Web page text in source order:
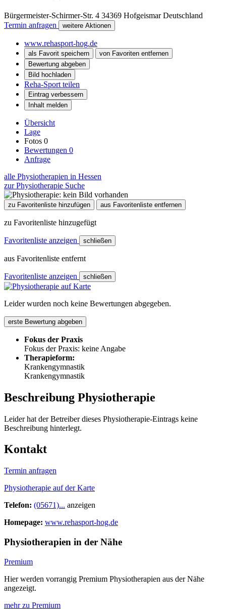
Bürgermeister-Schirmer-Str. 4 34369 Hofgeismar Deutschland
Termin anfragen
weitere Aktionen
www.rehasport-hog.de
als Favorit speichern
von Favoriten entfernen
Bewertung abgeben
Bild hochladen
Reha-Sport teilen
Eintrag verbessern
Inhalt melden
Übersicht
Lage
Fotos 0
Bewertungen 0
Anfrage
alle Physiotherapien in Hessen
zur Physiotherapie Suche
zu Favoritenliste hinzufügen aus Favoritenliste entfernen
zu Favoritenliste hinzugefügt
Favoritenliste anzeigen schließen
aus Favoritenliste entfernt
Favoritenliste anzeigen schließen
Leider wurden noch keine Bewertungen abgegeben.
erste Bewertung abgeben
Fokus der Praxis
Fokus der Praxis: keine Angabe
Therapieform:
Krankengymnastik
Krankengymnastik
Beschreibung Physiotherapie
Leider hat der Betreiber dieses Physiotherapie-Eintrags keine
Beschreibung hinterlegt.
Kontakt
Termin anfragen
Physiotherapie auf der Karte
Telefon: (05671)... anzeigen
Homepage: www.rehasport-hog.de
Physiotherapien in der Nähe
Premium
Hier werden vorrangig Premium Physiotherapien aus der Nähe
angezeigt.
mehr zu Premium